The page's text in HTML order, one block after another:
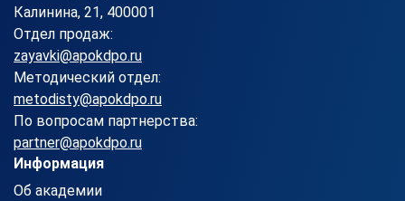
Калинина, 21, 400001
Отдел продаж:
zayavki@apokdpo.ru
Методический отдел:
metodisty@apokdpo.ru
По вопросам партнерства:
partner@apokdpo.ru
Информация
Об академии